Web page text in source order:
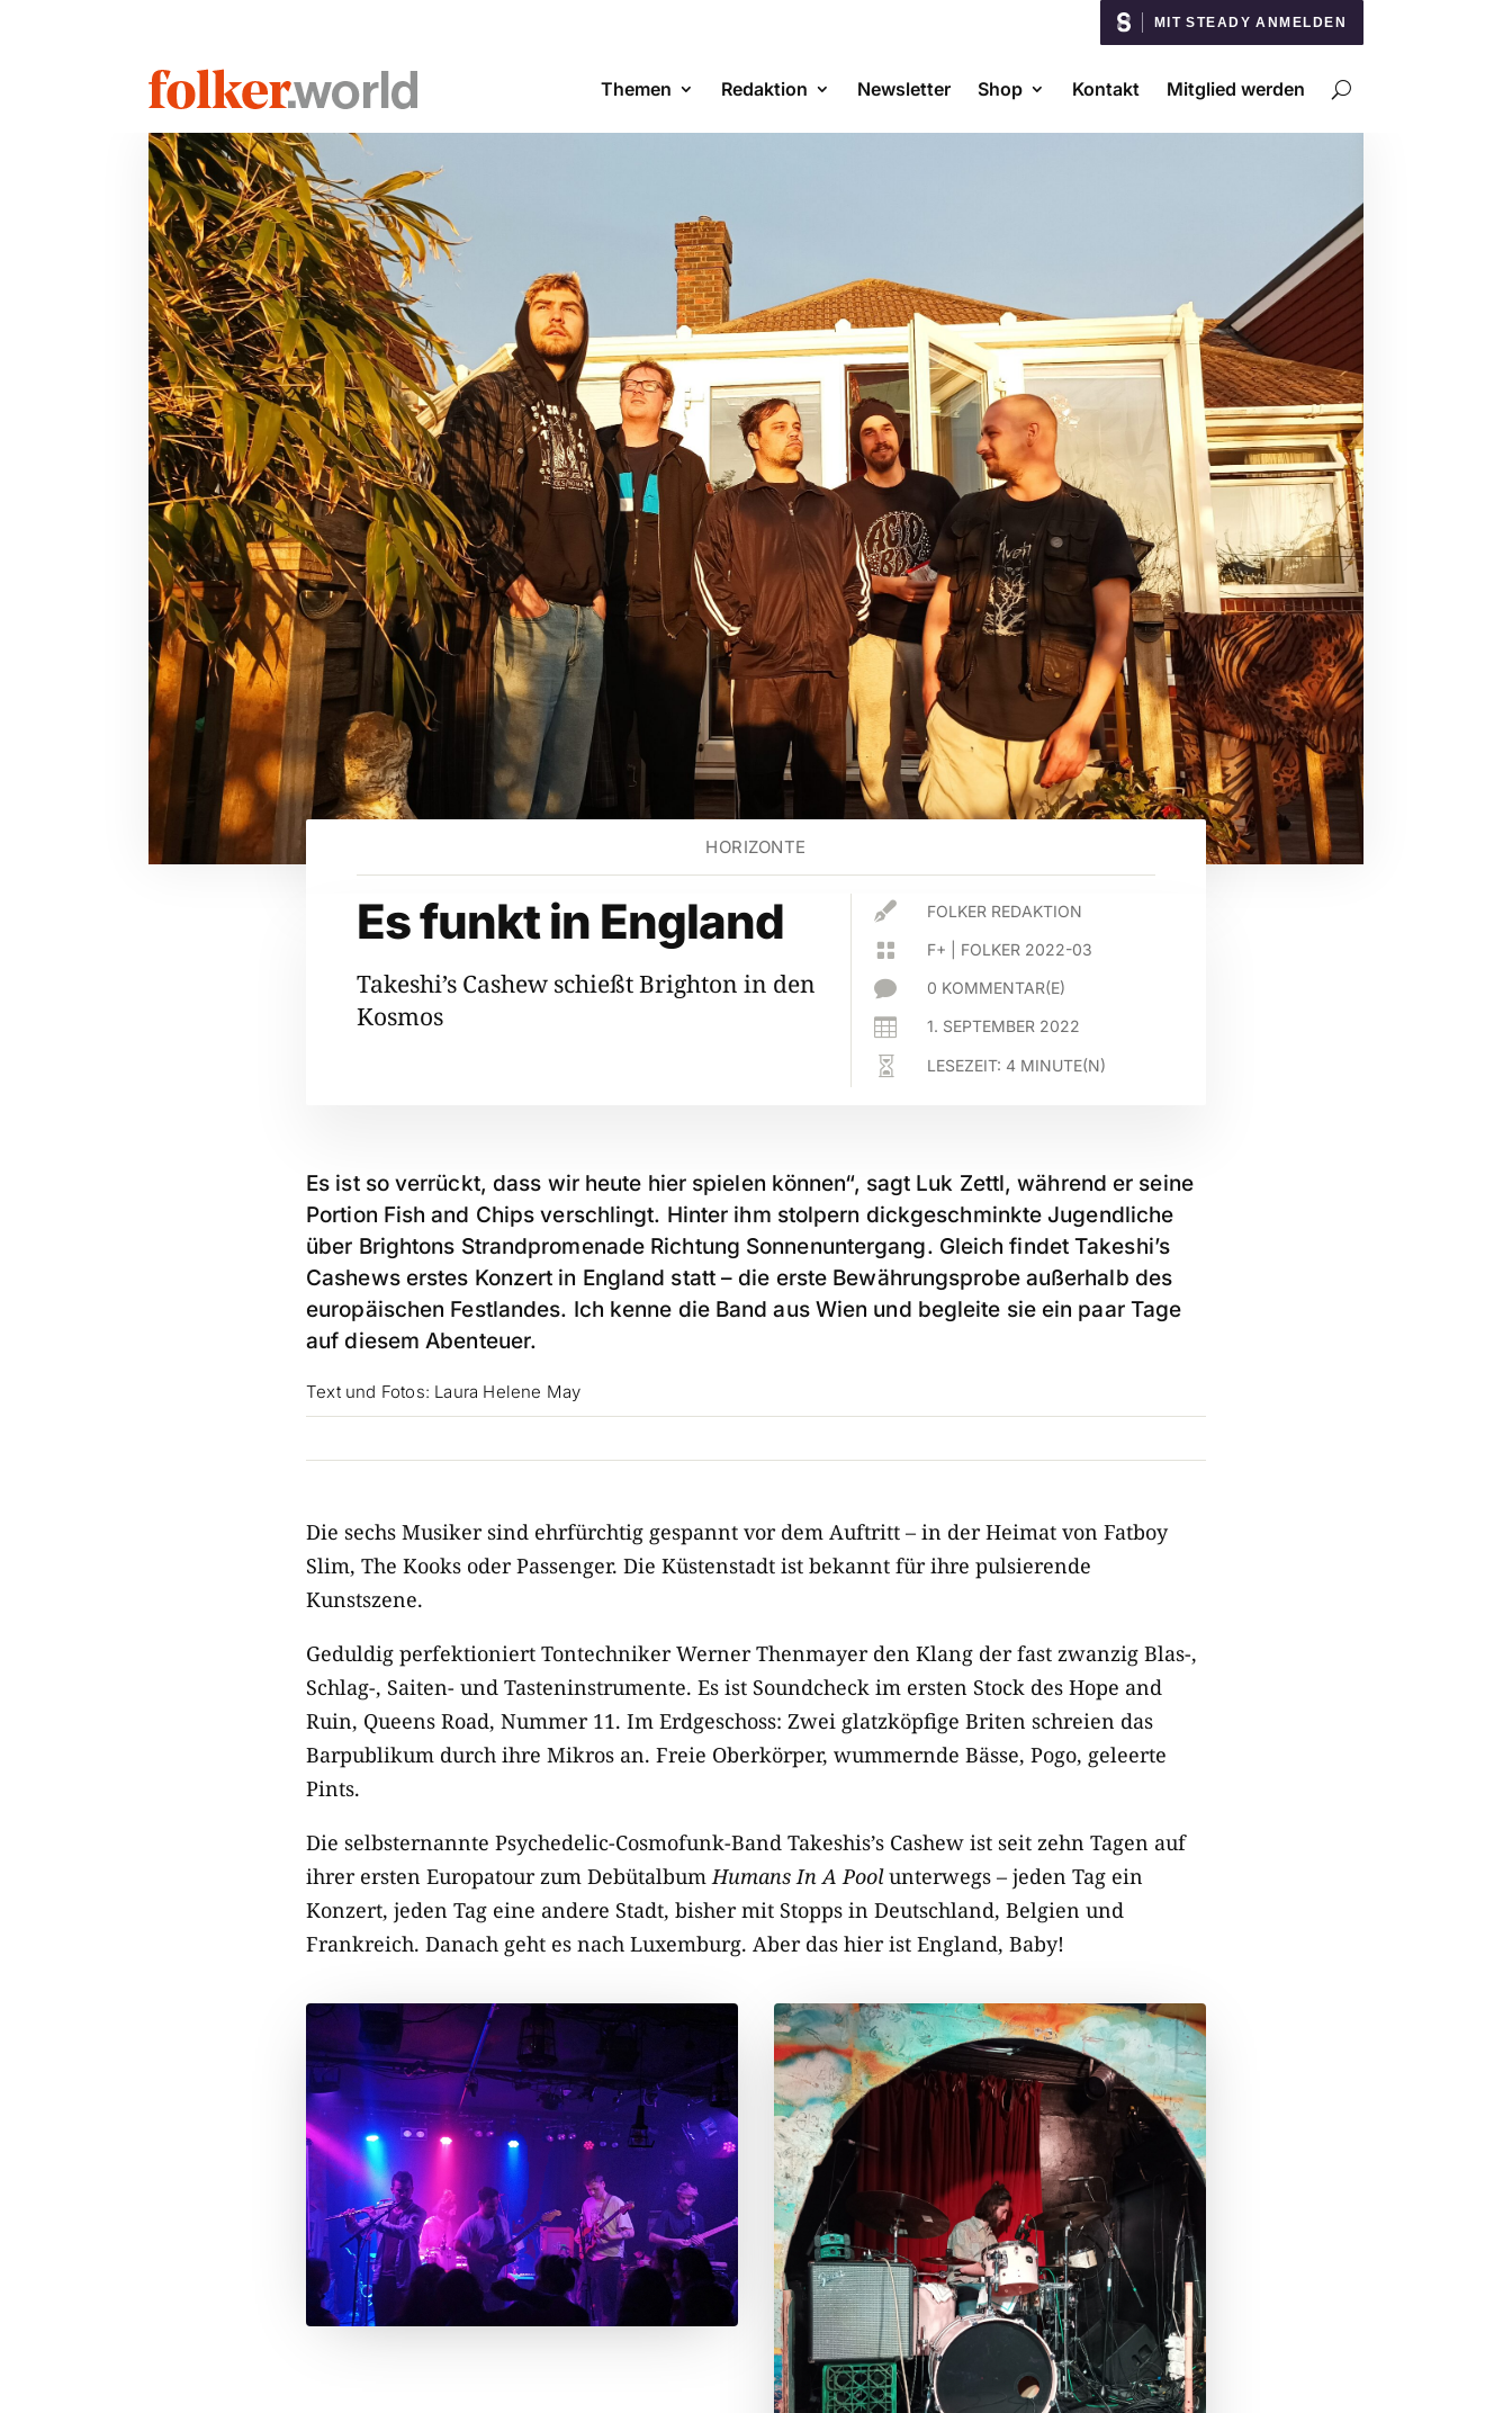
MIT STEADY ANMELDEN
Themen Redaktion Newsletter Shop Kontakt Mitglied werden
HORIZONTE
Es funkt in England
Takeshi’s Cashew schießt Brighton in den
Kosmos
 FOLKER REDAKTION
 F+ FOLKER 2022-03
 0 KOMMENTAR(E)
 1. SEPTEMBER 2022
 LESEZEIT: 4 MINUTE(N)
Es ist so verrückt, dass wir heute hier spielen können“, sagt Luk Zettl, während er seine
Portion Fish and Chips verschlingt. Hinter ihm stolpern dickgeschminkte Jugendliche
über Brightons Strandpromenade Richtung Sonnenuntergang. Gleich findet Takeshi’s
Cashews erstes Konzert in England statt – die erste Bewährungsprobe außerhalb des
europäischen Festlandes. Ich kenne die Band aus Wien und begleite sie ein paar Tage
auf diesem Abenteuer.
Text und Fotos: Laura Helene May
Die sechs Musiker sind ehrfürchtig gespannt vor dem Auftritt – in der Heimat von Fatboy
Slim, The Kooks oder Passenger. Die Küstenstadt ist bekannt für ihre pulsierende
Kunstszene.
Geduldig perfektioniert Tontechniker Werner Thenmayer den Klang der fast zwanzig Blas-,
Schlag-, Saiten- und Tasteninstrumente. Es ist Soundcheck im ersten Stock des Hope and
Ruin, Queens Road, Nummer 11. Im Erdgeschoss: Zwei glatzköpfige Briten schreien das
Barpublikum durch ihre Mikros an. Freie Oberkörper, wummernde Bässe, Pogo, geleerte
Pints.
Die selbsternannte Psychedelic-Cosmofunk-Band Takeshis’s Cashew ist seit zehn Tagen auf
ihrer ersten Europatour zum DebütalbumHumans In A Poolunterwegs – jeden Tag ein
Konzert, jeden Tag eine andere Stadt, bisher mit Stopps in Deutschland, Belgien und
Frankreich. Danach geht es nach Luxemburg. Aber das hier ist England, Baby!